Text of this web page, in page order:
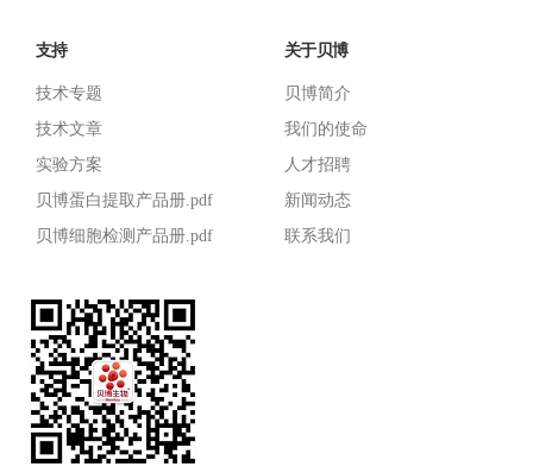
支持
技术专题
技术文章
实验方案
贝博蛋白提取产品册.pdf
贝博细胞检测产品册.pdf
关于贝博
贝博简介
我们的使命
人才招聘
新闻动态
联系我们